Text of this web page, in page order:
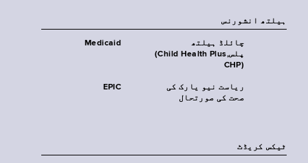
‏ہیلتھ انشورنس
Medicaid
چائلڈ ہیلتھ
پلس‎(Child Health Plus,
CHP)‎
EPIC
ریاست نیو یارک کی
صحت کی صورتحال
ٹیکس کریڈٹ